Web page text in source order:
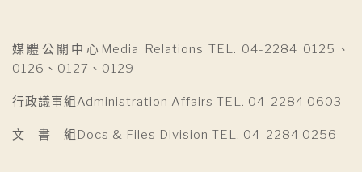
媒體公關中心Media Relations TEL. 04-2284 0125、
0126、0127、0129
行政議事組Administration Affairs TEL. 04-2284 0603
文 書 組Docs & Files Division TEL. 04-2284 0256